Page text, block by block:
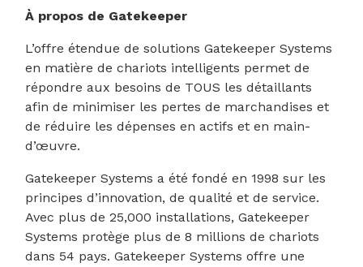
À propos de Gatekeeper
L’offre étendue de solutions Gatekeeper Systems
en matière de chariots intelligents permet de
répondre aux besoins de TOUS les détaillants
afin de minimiser les pertes de marchandises et
de réduire les dépenses en actifs et en main-
d’œuvre.
Gatekeeper Systems a été fondé en 1998 sur les
principes d’innovation, de qualité et de service.
Avec plus de 25,000 installations, Gatekeeper
Systems protège plus de 8 millions de chariots
dans 54 pays. Gatekeeper Systems offre une